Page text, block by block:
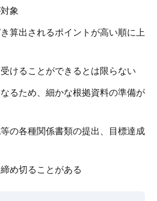
象
算出されるポイントが高い順に上
けることができるとは限らない
るため、細かな根拠資料の準備が
の各種関係書類の提出、目標達成
め切ることがある